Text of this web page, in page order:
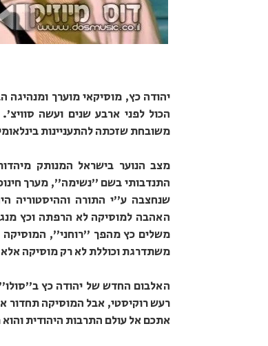
יהודה כץ, מוסיקאי מוערך
הכול לפני ארבע שנים ועשה
משובחת שזכתה להתעניינות
מצב הנוער בישראל המנותק
התנדבותי בשם "נשימה", מערך
שנחצבה ע"י התורה וההיסטוריה
האהבה למוסיקה לא הרפתה וכץ
משלים כץ מהפך "רוחני", המוסיקה
משתדרגת וכוללת לא רק מוסיקה אלא
האלבום החדש של יהודה כץ
רעש רוקיסטי, אבל המוסיקה תחדור
אתכם אל עולם התרבות היהודית